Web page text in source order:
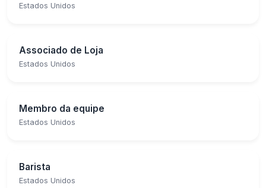
Estados Unidos
Associado de Loja
Estados Unidos
Membro da equipe
Estados Unidos
Barista
Estados Unidos